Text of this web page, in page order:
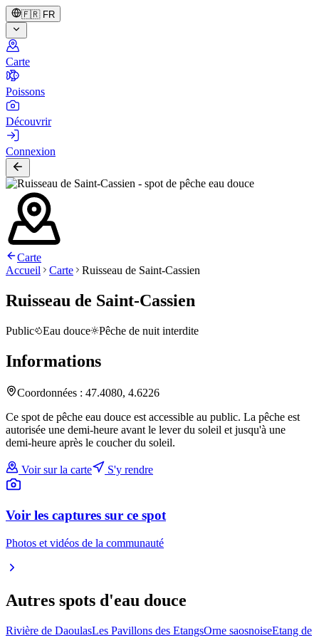
🇫🇷 FR
Carte
Poissons
Découvrir
Connexion
Carte
Accueil
Carte Ruisseau de Saint-Cassien
Ruisseau de Saint-Cassien
Public Eau douce Pêche de nuit interdite
Informations
Coordonnées : 47.4080, 4.6226
Ce spot de pêche eau douce est accessible au public. La pêche est
autorisée une demi-heure avant le lever du soleil et jusqu'à une
demi-heure après le coucher du soleil.
Voir sur la carte S'y rendre
Voir les captures sur ce spot
Photos et vidéos de la communauté
Autres spots d'eau douce
Rivière de DaoulasLes Pavillons des EtangsOrne saosnoiseEtang de